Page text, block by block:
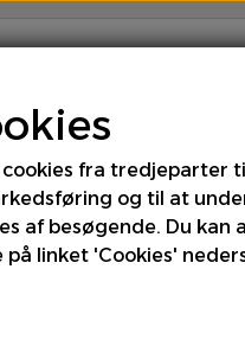
Shop
Frugt Kartofler
Om os
fra tredjeparter
og til at
af besøgende. Du kan
linket 'Cookies'